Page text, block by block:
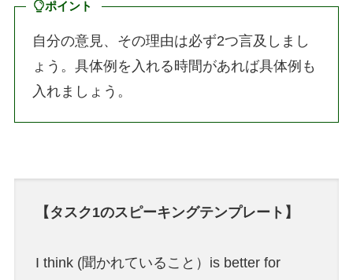
ポイント
自分の意見、その理由は必ず2つ言及しまし
ょう。具体例を入れる時間があれば具体例も
入れましょう。
【タスク1のスピーキングテンプレート】
I think (聞かれていること）is better for